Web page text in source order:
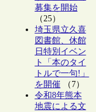
募集を開始
（25）
埼玉県立久喜
図書館、休館
日特別イベン
ト「本のタイ
トルで一句!」
を開催（7）
令和8年熊本
地震による文